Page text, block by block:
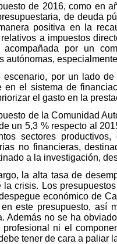
de 2016, como en
de deuda
positiva en la
a impuestos
por un
autónomas,
escenario, por un lado
en el sistema de
el gasto en la
de la Comunidad
un 5,3 % respecto al
sectores
no financieras,
a la investigación,
la alta tasa de
la crisis. Los
económico de
este presupuesto, así
Además no se ha
profesional ni el
tener de cara a paliar